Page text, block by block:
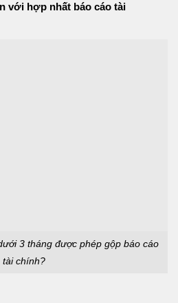
với hợp nhất báo cáo tài
3 tháng được phép gộp báo cáo
tài chính?